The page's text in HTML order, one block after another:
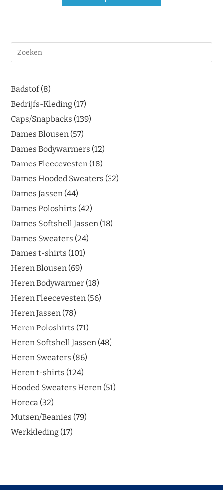
Badstof 8
Bedrijfs-Kleding 17
Caps/Snapbacks 139
Dames Blousen 57
Dames Bodywarmers 12
Dames Fleecevesten 18
Dames Hooded Sweaters 32
Dames Jassen 44
Dames Poloshirts 42
Dames Softshell Jassen 18
Dames Sweaters 24
Dames t-shirts 101
Heren Blousen 69
Heren Bodywarmer 18
Heren Fleecevesten 56
Heren Jassen 78
Heren Poloshirts 71
Heren Softshell Jassen 48
Heren Sweaters 86
Heren t-shirts 124
Hooded Sweaters Heren 51
Horeca 32
Mutsen/Beanies 79
Werkkleding 17